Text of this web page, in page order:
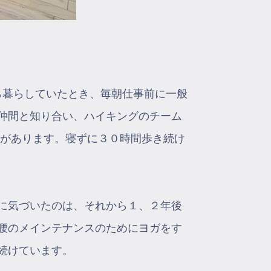
らしていたとき、毎朝仕事前に一般
間と知り合い、ハイキングのチーム
あります。寝ずに３０時間歩き続け
気づいたのは、それから１、２年後
のメインテナンスのためにヨガをす
ています。